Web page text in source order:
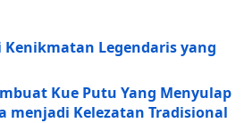
Kenikmatan Legendaris yang
Kue Putu Yang Menyulap
menjadi Kelezatan Tradisional